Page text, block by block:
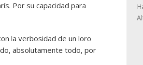
Por su capacidad para
la verbosidad de un loro
absolutamente todo, por